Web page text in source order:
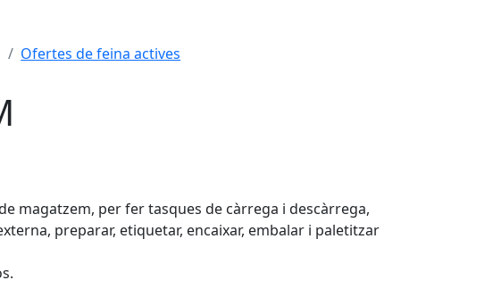
Ofertes de feina actives
magatzem, per fer tasques de càrrega i descàrrega,
preparar, etiquetar, encaixar, embalar i paletitzar